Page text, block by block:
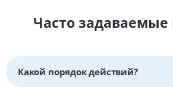
Часто задаваемые
Какой порядок действий?